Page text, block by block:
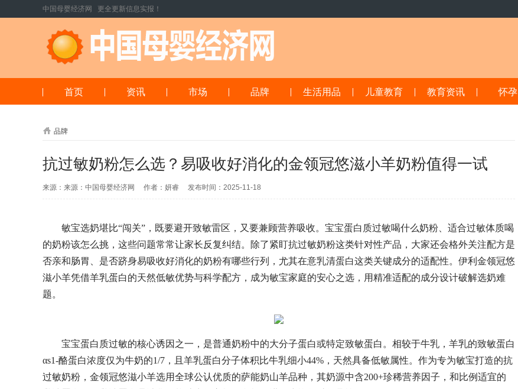
中国母婴经济网 更全更新信息实报！
首页 资讯 市场 品牌 生活用品 儿童教育 教育资讯 怀孕
品牌
抗过敏奶粉怎么选？易吸收好消化的金领冠悠滋小羊奶粉值得一试
来源：来源：中国母婴经济网 作者：妍睿 发布时间：2025-11-18
敏宝选奶堪比“闯关”，既要避开致敏雷区，又要兼顾营养吸收。宝宝蛋白质过敏喝什么奶粉、适合过敏体质喝
的奶粉该怎么挑，这些问题常常让家长反复纠结。除了紧盯抗过敏奶粉这类针对性产品，大家还会格外关注配方是
否亲和肠胃、是否跻身易吸收好消化的奶粉有哪些行列，尤其在意乳清蛋白这类关键成分的适配性。伊利金领冠悠
滋小羊凭借羊乳蛋白的天然低敏优势与科学配方，成为敏宝家庭的安心之选，用精准适配的成分设计破解选奶难
题。
宝宝蛋白质过敏的核心诱因之一，是普通奶粉中的大分子蛋白或特定致敏蛋白。相较于牛乳，羊乳的致敏蛋白
αs1-酪蛋白浓度仅为牛奶的1/7，且羊乳蛋白分子体积比牛乳细小44%，天然具备低敏属性。作为专为敏宝打造的抗
过敏奶粉，金领冠悠滋小羊选用全球公认优质的萨能奶山羊品种，其奶源中含200+珍稀营养因子，和比例适宜的